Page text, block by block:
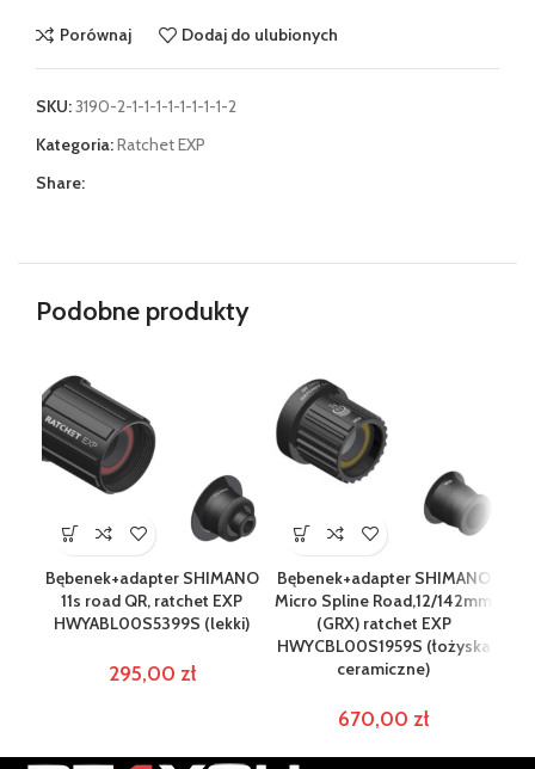
Porównaj Dodaj do ulubionych
SKU:3190-2-1-1-1-1-1-1-1-1-2
Kategoria:Ratchet EXP
Share:
Podobne produkty
Bębenek+adapter SHIMANO
11s road QR, ratchet EXP
HWYABL00S5399S (lekki)
295,00 zł
Bębenek+adapter SHIMANO
Micro Spline Road,12/142mm
(GRX) ratchet EXP
HWYCBL00S1959S (łożyska
ceramiczne)
670,00 zł